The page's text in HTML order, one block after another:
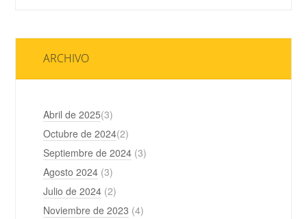
ARCHIVO
Abril de 2025(3)
Octubre de 2024(2)
Septiembre de 2024 (3)
Agosto 2024 (3)
Julio de 2024 (2)
Noviembre de 2023 (4)